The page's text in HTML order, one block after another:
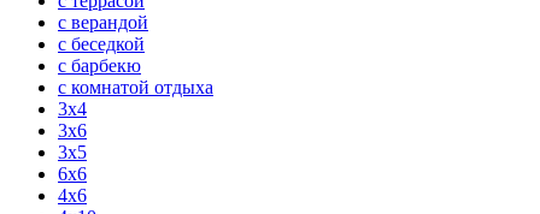
с верандой
с беседкой
с барбекю
с комнатой отдыха
3x4
3x6
3x5
6x6
4x6